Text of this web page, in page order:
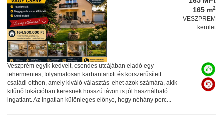
165 m2
VESZPREM
. kerület
Veszprém egyik kedvelt, csendes utcájában eladó egy
tehermentes, folyamatosan karbantartott és korszerűsített
családi otthon, amely kiváló választás lehet azok számára, akik
kitűnő lokációban keresnek hosszú távon is jól használható
ingatlant. Az ingatlan különleges előnye, hogy néhány perc...